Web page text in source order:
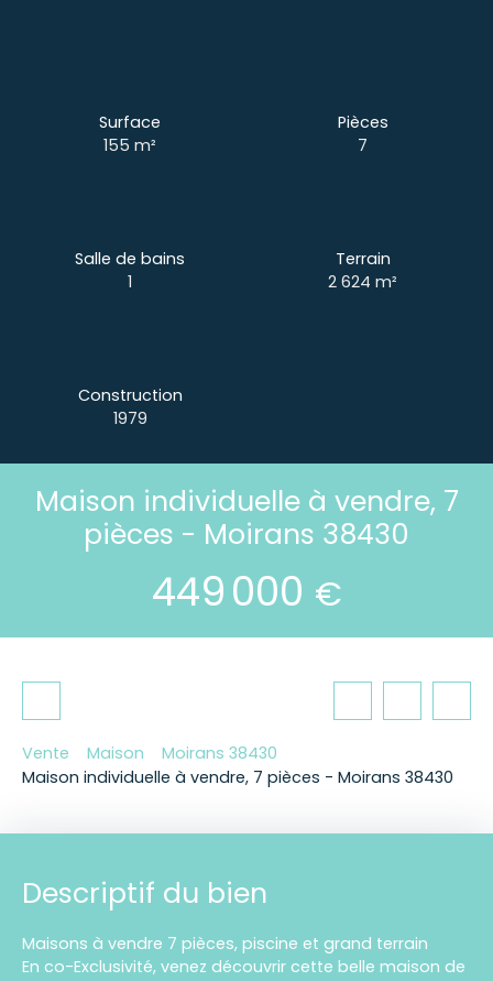
Surface
155m²
Pièces
7
Salle de bains
1
Terrain
2 624m²
Construction
1979
Maison individuelle à vendre, 7
pièces - Moirans 38430
449 000 €
Vente Maison
Moirans 38430
Maison individuelle à vendre, 7 pièces - Moirans 38430
Descriptif du bien
Maisons à vendre 7 pièces, piscine et grand terrain
En co-Exclusivité, venez découvrir cette belle maison de